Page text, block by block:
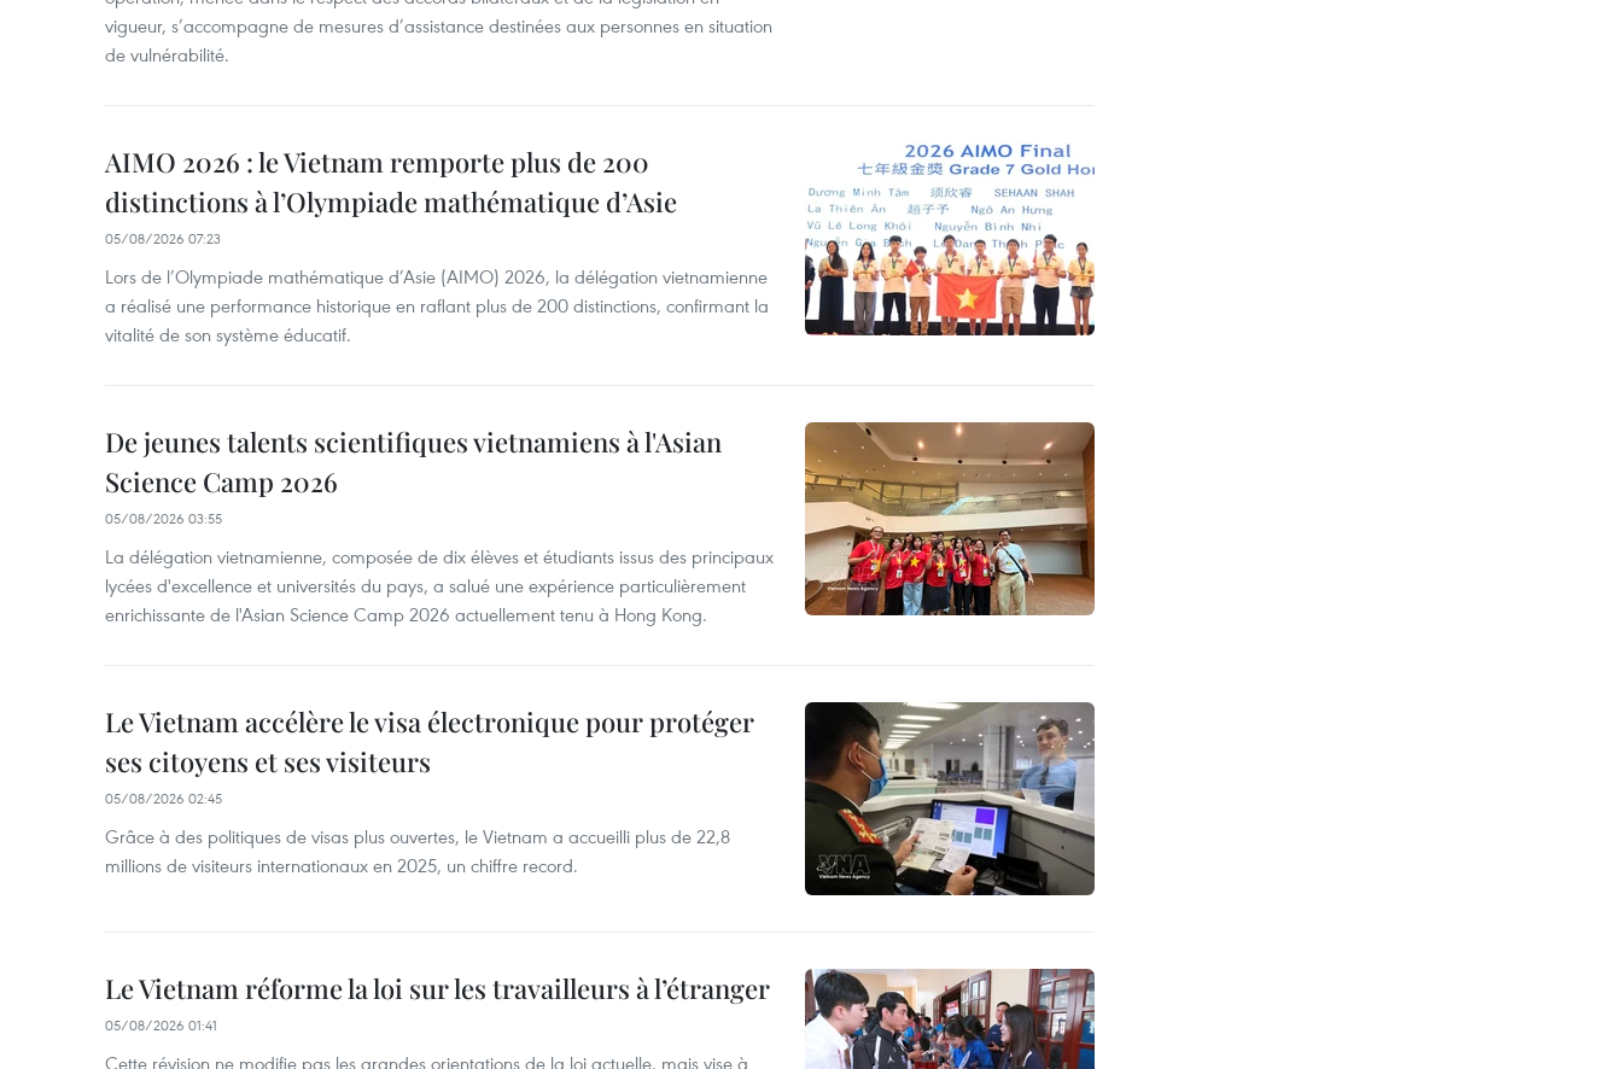
vigueur, s’accompagne de mesures d’assistance destinées aux personnes en situation
de vulnérabilité.
AIMO 2026 : le Vietnam remporte plus de 200
distinctions à l’Olympiade mathématique d’Asie
05/08/2026 07:23
Lors de l’Olympiade mathématique d’Asie (AIMO) 2026, la délégation vietnamienne
a réalisé une performance historique en raflant plus de 200 distinctions, confirmant la
vitalité de son système éducatif.
De jeunes talents scientifiques vietnamiens à l'Asian
Science Camp 2026
05/08/2026 03:55
La délégation vietnamienne, composée de dix élèves et étudiants issus des principaux
lycées d'excellence et universités du pays, a salué une expérience particulièrement
enrichissante de l'Asian Science Camp 2026 actuellement tenu à Hong Kong.
Le Vietnam accélère le visa électronique pour protéger
ses citoyens et ses visiteurs
05/08/2026 02:45
Grâce à des politiques de visas plus ouvertes, le Vietnam a accueilli plus de 22,8
millions de visiteurs internationaux en 2025, un chiffre record.
Le Vietnam réforme la loi sur les travailleurs à l’étranger
05/08/2026 01:41
Cette révision ne modifie pas les grandes orientations de la loi actuelle, mais vise à